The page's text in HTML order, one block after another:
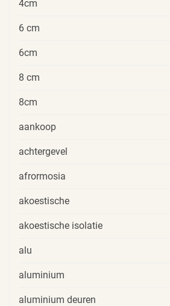
4cm
6 cm
6cm
8 cm
8cm
aankoop
achtergevel
afrormosia
akoestische
akoestische isolatie
alu
aluminium
aluminium deuren